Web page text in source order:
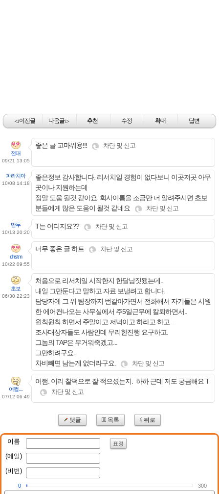
◁이전글 다음글▷ 추천 수정 확대 답변
전대
09/21 13:05
좋은 글 고마워용!!! 차단 및 신고
파라치아
10/08 14:18
좋은정보 감사합니다. 리서치일 경험이 없다보니 이곳저곳 아무
곳이나 지원하는데
정말 도움 될것 같아요. 회사이름을 조금만 더 알려주시면 초보
분들에게 많은 도움이 될것 같네요
차단 및 신고
만두
10/13 20:20
T는 어디지요?? 차단 및 신고
dhstm
10/22 09:55
너무 좋은 글 하트 차단 및 신고
초보
06/30 22:23
처음으로 리서치일 시작한지 한달남짓됐는데..
내일 그만둔다고 말하고 자료 보낼려고 합니다.
담당자에 그 위 팀장까지 번갈아가면서 전화해서 자기들은 시원
한 에어컨나오는 사무실에서 주5일근무에 칼퇴하면서..
원칙원칙 하면서 주말이고 저녁이고 하라고 하고..
조사대상자들도 사람인데 무리한진행 요구하고.
그놈의 TAP은 무거워죽겠고...
그만하려구요..
차비빼면 남는게 없더라구요.
차단 및 신고
어쩜....
07/12 06:49
어쩜. 이리 찰떡으로 잘 적으셨는지. 하하 근데 저도 궁금해요 T
차단 및 신고
댓글 목록 뒤로
이름 표정
(메일)
(비번)
0 300